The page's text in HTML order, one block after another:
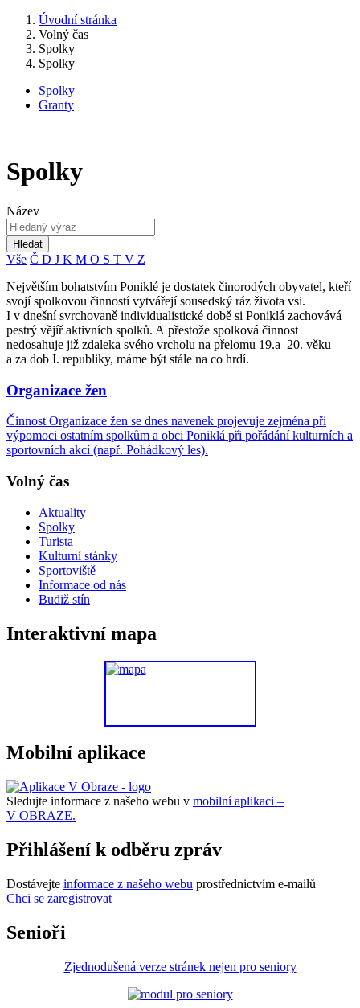
Úvodní stránka
Volný čas
Spolky
Spolky
Spolky
Granty
Spolky
Název
Hledat
Vše Č D J K M O S T V Z
Největším bohatstvím Poniklé je dostatek činorodých obyvatel, kteří
svojí spolkovou činností vytvářejí sousedský ráz života vsi.
I v dnešní svrchovaně individualistické době si Poniklá zachovává
pestrý vějíř aktivních spolků. A přestože spolková činnost
nedosahuje již zdaleka svého vrcholu na přelomu 19.a 20. věku
a za dob I. republiky, máme být stále na co hrdí.
Organizace žen
Činnost Organizace žen se dnes navenek projevuje zejména při
výpomoci ostatním spolkům a obci Poniklá při pořádání kulturních a
sportovních akcí (např. Pohádkový les).
Volný čas
Aktuality
Spolky
Turista
Kulturní stánky
Sportoviště
Informace od nás
Budiž stín
Interaktivní mapa
Mobilní aplikace
Sledujte informace z našeho webu v mobilní aplikaci –
V OBRAZE.
Přihlášení k odběru zpráv
Dostávejte informace z našeho webu prostřednictvím e-mailů
Chci se zaregistrovat
Senioři
Zjednodušená verze stránek nejen pro seniory